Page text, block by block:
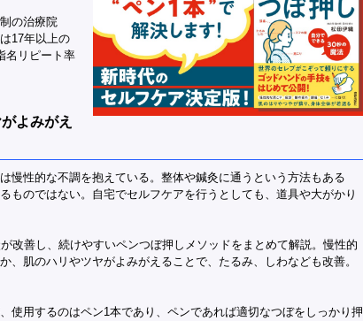
の治療院
17年以上の
名リピート率
よみがえ
慢性的な不調を抱えている。整体や鍼灸に通うという方法もある
ものではない。自宅でセルフケアを行うとしても、道具や大がかり
改善し、続けやすいペンつぼ押しメソッドをまとめて解説。慢性的
、肌のハリやツヤがよみがえることで、たるみ、しわなども改善。
使用するのはペン1本であり、ペンであれば適切なつぼをしっかり押